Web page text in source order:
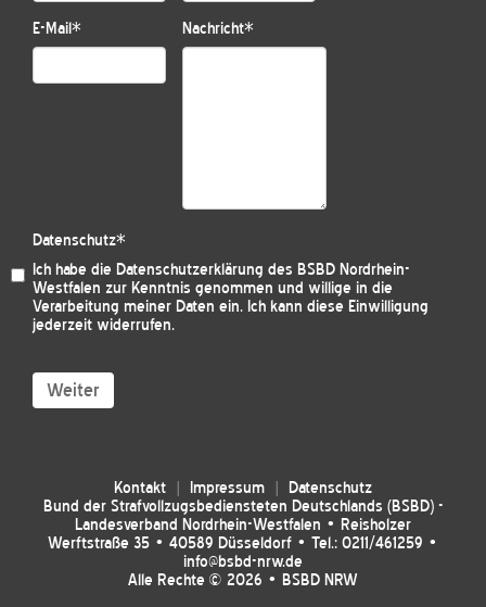
E-Mail* Nachricht*
Datenschutz*
Ich habe die Datenschutzerklärung des BSBD Nordrhein-
Westfalen zur Kenntnis genommen und willige in die
Verarbeitung meiner Daten ein. Ich kann diese Einwilligung
jederzeit widerrufen.
Weiter
Kontakt Impressum
Datenschutz
Bund der Strafvollzugsbediensteten Deutschlands (BSBD) -
Landesverband Nordrhein-Westfalen • Reisholzer
Werftstraße 35 • 40589 Düsseldorf • Tel.: 0211/461259 •
info@bsbd-nrw.de
Alle Rechte © 2026 • BSBD NRW